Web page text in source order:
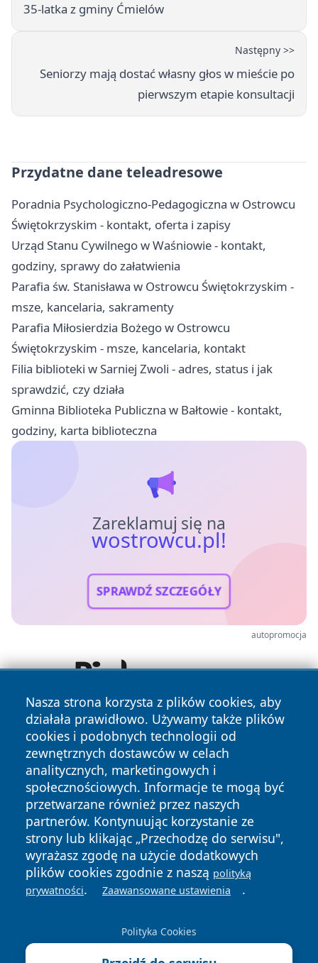
35-latka z gminy Ćmielów
Następny >>
Seniorzy mają dostać własny głos w mieście po
pierwszym etapie konsultacji
Przydatne dane teleadresowe
Poradnia Psychologiczno-Pedagogiczna w Ostrowcu
Świętokrzyskim - kontakt, oferta i zapisy
Urząd Stanu Cywilnego w Waśniowie - kontakt,
godziny, sprawy do załatwienia
Parafia św. Stanisława w Ostrowcu Świętokrzyskim -
msze, kancelaria, sakramenty
Parafia Miłosierdzia Bożego w Ostrowcu
Świętokrzyskim - msze, kancelaria, kontakt
Filia biblioteki w Sarniej Zwoli - adres, status i jak
sprawdzić, czy działa
Gminna Biblioteka Publiczna w Bałtowie - kontakt,
godziny, karta biblioteczna
Zareklamuj się na
wostrowcu.pl!
SPRAWDŹ SZCZEGÓŁY
autopromocja
Nasza strona korzysta z plików cookies, aby
działała prawidłowo. Używamy także plików
cookies i podobnych technologii od
zewnętrznych dostawców w celach
analitycznych, marketingowych i
społecznościowych. Informacje te mogą być
przetwarzane również przez naszych
partnerów. Kontynuując korzystanie ze
strony lub klikając „Przechodzę do serwisu",
wyrażasz zgodę na użycie dodatkowych
plików cookies zgodnie z naszą polityką
prywatności. Zaawansowane ustawienia .
Polityka Cookies
Copyright © 2026 wostrowcu.pl Wszystkie prawa zastrzeżone.
News Autorzy
Polityka
Prywatności
Polityka
Cookies